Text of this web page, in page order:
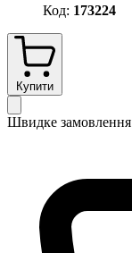
Код: 173224
Купити
Швидке замовлення